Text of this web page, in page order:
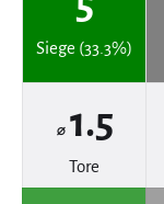
Siege (33.3%)
⌀ 1.5
Tore